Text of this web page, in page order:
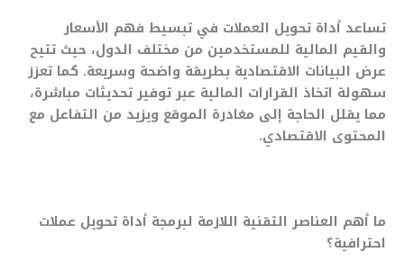
تساعد أداة تحويل العملات في تبسيط فهم الأسعار
والقيم المالية للمستخدمين من مختلف الدول، حيث تتيح
عرض البيانات الاقتصادية بطريقة واضحة وسريعة. كما تعزز
سهولة اتخاذ القرارات المالية عبر توفير تحديثات مباشرة،
مما يقلل الحاجة إلى مغادرة الموقع ويزيد من التفاعل مع
المحتوى الاقتصادي.
ما أهم العناصر التقنية اللازمة لبرمجة أداة تحويل عملات
احترافية؟